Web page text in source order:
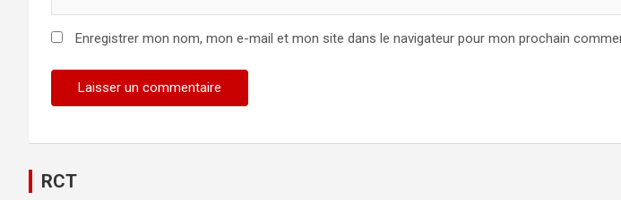
Enregistrer mon nom, mon e-mail et mon site dans le navigateur pour mon prochain
RCT